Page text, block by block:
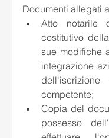
Documenti allegati
Atto notarile
costitutivo
sue modifiche
integrazione
competente;
Copia del
possesso